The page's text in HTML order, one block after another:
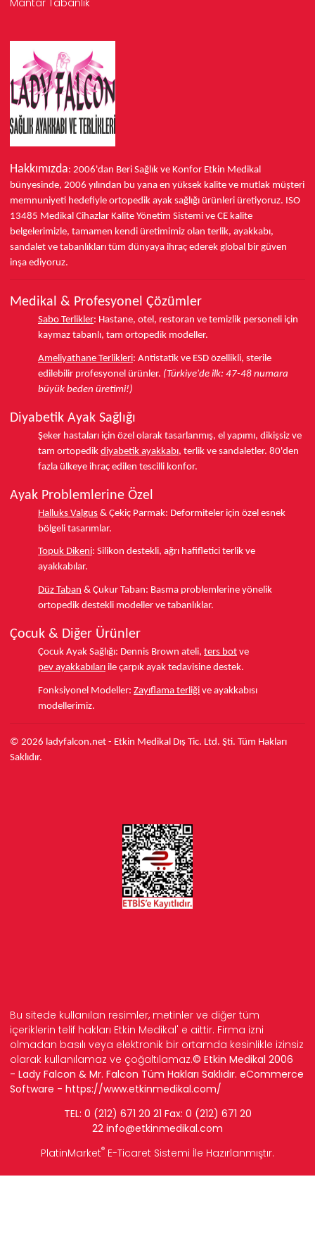
Mantar Tabanlık
Hakkımızda: 2006'dan Beri Sağlık ve Konfor Etkin Medikal
bünyesinde, 2006 yılından bu yana en yüksek kalite ve mutlak müşteri
memnuniyeti hedefiyle ortopedik ayak sağlığı ürünleri üretiyoruz. ISO
13485 Medikal Cihazlar Kalite Yönetim Sistemi ve CE kalite
belgelerimizle, tamamen kendi üretimimiz olan terlik, ayakkabı,
sandalet ve tabanlıkları tüm dünyaya ihraç ederek global bir güven
inşa ediyoruz.
Medikal & Profesyonel Çözümler
Sabo Terlikler: Hastane, otel, restoran ve temizlik personeli için
kaymaz tabanlı, tam ortopedik modeller.
Ameliyathane Terlikleri: Antistatik ve ESD özellikli, sterile
edilebilir profesyonel ürünler. (Türkiye'de ilk: 47-48 numara
büyük beden üretimi!)
Diyabetik Ayak Sağlığı
Şeker hastaları için özel olarak tasarlanmış, el yapımı, dikişsiz ve
tam ortopedik diyabetik ayakkabı, terlik ve sandaletler. 80'den
fazla ülkeye ihraç edilen tescilli konfor.
Ayak Problemlerine Özel
Halluks Valgus & Çekiç Parmak: Deformiteler için özel esnek
bölgeli tasarımlar.
Topuk Dikeni: Silikon destekli, ağrı hafifletici terlik ve
ayakkabılar.
Düz Taban & Çukur Taban: Basma problemlerine yönelik
ortopedik destekli modeller ve tabanlıklar.
Çocuk & Diğer Ürünler
Çocuk Ayak Sağlığı: Dennis Brown ateli, ters bot ve
pev ayakkabıları ile çarpık ayak tedavisine destek.
Fonksiyonel Modeller: Zayıflama terliği ve ayakkabısı
modellerimiz.
© 2026 ladyfalcon.net - Etkin Medikal Dış Tic. Ltd. Şti. Tüm Hakları
Saklıdır.
Bu sitede kullanılan resimler, metinler ve diğer tüm
içeriklerin telif hakları Etkin Medikal' e aittir. Firma izni
olmadan basılı veya elektronik bir ortamda kesinlikle izinsiz
olarak kullanılamaz ve çoğaltılamaz.© Etkin Medikal 2006
- Lady Falcon & Mr. Falcon Tüm Hakları Saklıdır. eCommerce
Software - https://www.etkinmedikal.com/
TEL: 0 (212) 671 20 21 Fax: 0 (212) 671 20
22 info@etkinmedikal.com
PlatinMarket® E-Ticaret Sistemi İle Hazırlanmıştır.